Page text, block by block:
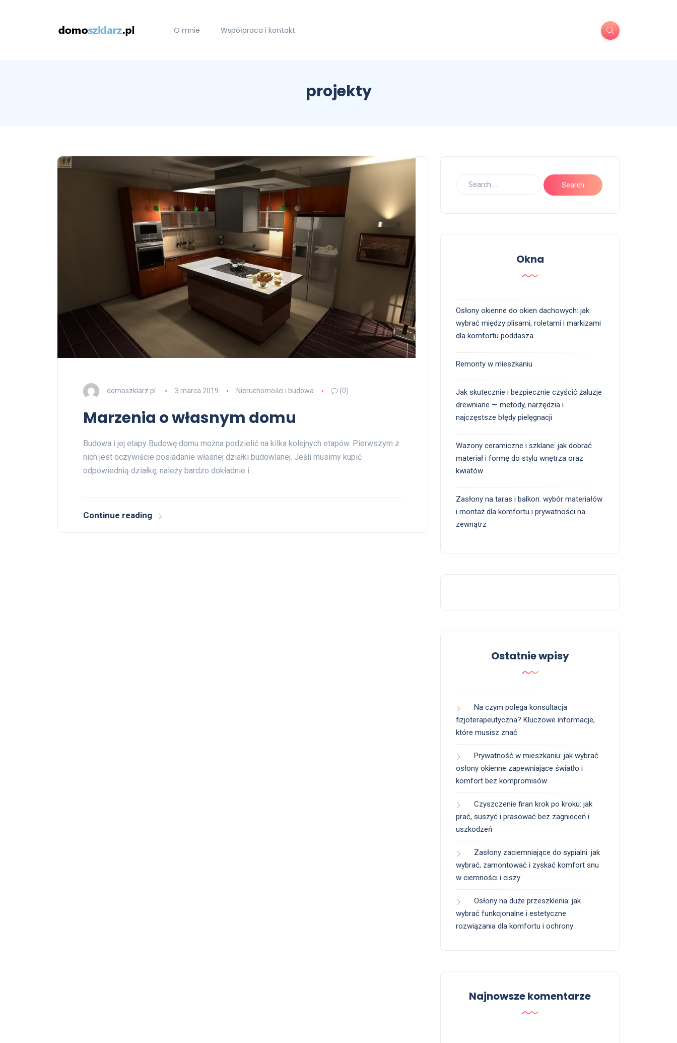
O mnie Współpraca i kontakt
projekty
domoszklarz.pl 3 marca 2019 Nieruchomości i budowa (0)
Marzenia o własnym domu
Budowa i jej etapy Budowę domu można podzielić na kilka kolejnych etapów. Pierwszym z
nich jest oczywiście posiadanie własnej działki budowlanej. Jeśli musimy kupić
odpowiednią działkę, należy bardzo dokładnie i…
Continue reading
Okna
Osłony okienne do okien dachowych: jak
wybrać między plisami, roletami i markizami
dla komfortu poddasza
Remonty w mieszkaniu
Jak skutecznie i bezpiecznie czyścić żaluzje
drewniane — metody, narzędzia i
najczęstsze błędy pielęgnacji
Wazony ceramiczne i szklane: jak dobrać
materiał i formę do stylu wnętrza oraz
kwiatów
Zasłony na taras i balkon: wybór materiałów
i montaż dla komfortu i prywatności na
zewnątrz
Ostatnie wpisy
Na czym polega konsultacja
fizjoterapeutyczna? Kluczowe informacje,
które musisz znać
Prywatność w mieszkaniu: jak wybrać
osłony okienne zapewniające światło i
komfort bez kompromisów
Czyszczenie firan krok po kroku: jak
prać, suszyć i prasować bez zagnieceń i
uszkodzeń
Zasłony zaciemniające do sypialni: jak
wybrać, zamontować i zyskać komfort snu
w ciemności i ciszy
Osłony na duże przeszklenia: jak
wybrać funkcjonalne i estetyczne
rozwiązania dla komfortu i ochrony
Najnowsze komentarze